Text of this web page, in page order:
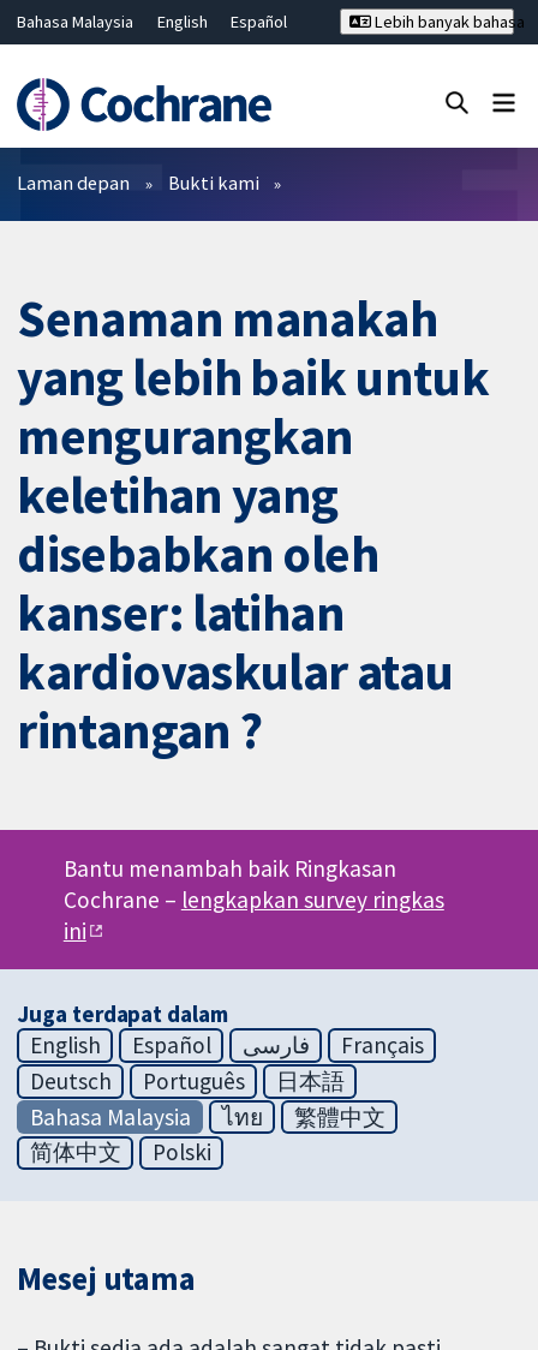
Bahasa Malaysia English
Español
Hrvatski
Deutsch ไทย
繁體中文
简体中文
Lebih banyak bahasa
Penapis
Laman depan Bukti kami
Senaman manakah
yang lebih baik untuk
mengurangkan
keletihan yang
disebabkan oleh
kanser: latihan
kardiovaskular atau
rintangan ?
Bantu menambah baik Ringkasan
Cochrane – lengkapkan survey ringkas
ini
Juga terdapat dalam
English
Español فارسی
Français
Deutsch
Português
日本語
Bahasa Malaysia
ไทย
繁體中文
简体中文
Polski
Mesej utama